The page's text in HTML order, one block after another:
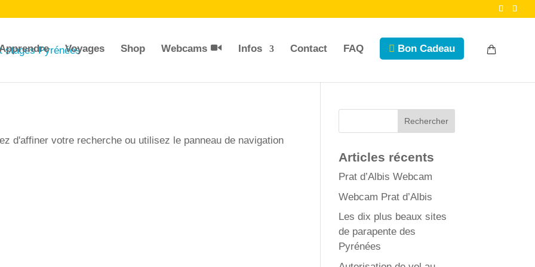
Voyages Shop Webcams Infos Contact FAQ Bon Cadeau
d'affiner votre recherche ou utilisez le panneau de navigation
Articles récents
Prat d’Albis Webcam
Webcam Prat d’Albis
Les dix plus beaux sites
de parapente des
Pyrénées